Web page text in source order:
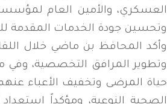
العسكري، والأمين العام لمؤسسة
وتحسين جودة الخدمات المقدمة
وأكد المحافظ بن ماضي خلال
وتطوير المرافق التخصصية، وفي
حياة المرضى وتخفيف الأعباء